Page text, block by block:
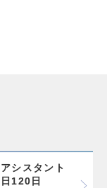
シスタント
120日